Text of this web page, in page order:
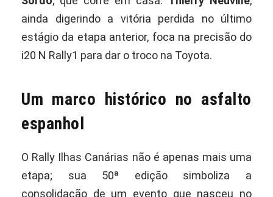
ainda digerindo a vitória perdida no último
estágio da etapa anterior, foca na precisão do
i20 N Rally1 para dar o troco na Toyota.
Um marco histórico no asfalto
espanhol
O Rally Ilhas Canárias não é apenas mais uma
etapa; sua 50ª edição simboliza a
consolidação de um evento que nasceu no